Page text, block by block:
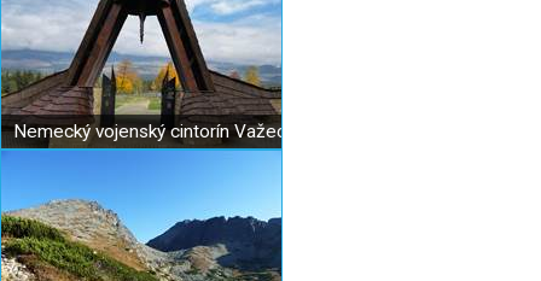
Nemecký vojenský cintorín Važec